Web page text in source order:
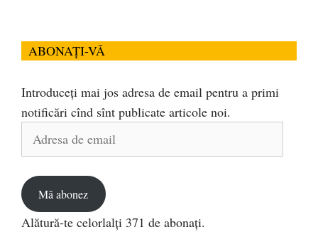
ABONAȚI-VĂ
Introduceți mai jos adresa de email pentru a primi
notificări cînd sînt publicate articole noi.
Adresa
Mă abonez
Alătură-te celorlalți 371 de abonați.